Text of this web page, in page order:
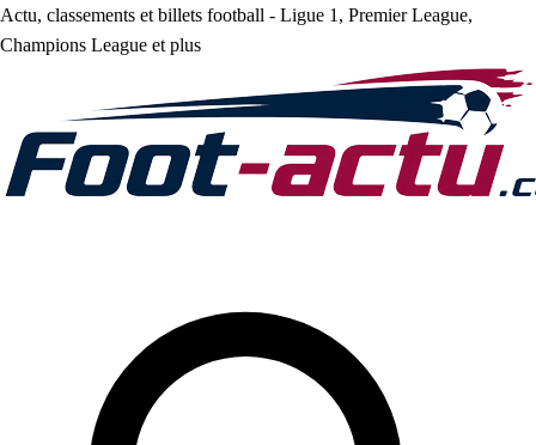
Actu, classements et billets football - Ligue 1, Premier League,
Champions League et plus